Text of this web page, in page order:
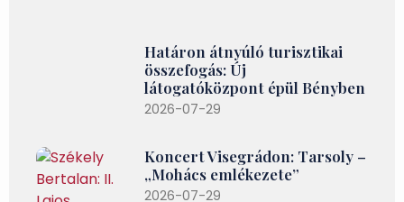
Határon átnyúló turisztikai
összefogás: Új
látogatóközpont épül Bényben
2026-07-29
Koncert Visegrádon: Tarsoly –
„Mohács emlékezete”
2026-07-29